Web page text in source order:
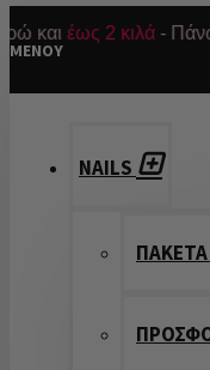
έως 2 κιλά- Πάνω από
MENOY
NAILS
ΠΑΚΕΤΑ